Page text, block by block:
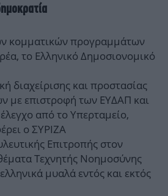
κομματικών προγραμμάτων
το Ελληνικό Δημοσιονομικό
διαχείρισης και προστασίας
με επιστροφή των ΕΥΔΑΠ και
από το Υπερταμείο,
ο ΣΥΡΙΖΑ
Επιτροπής στον
Τεχνητής Νοημοσύνης
μυαλά εντός και εκτός